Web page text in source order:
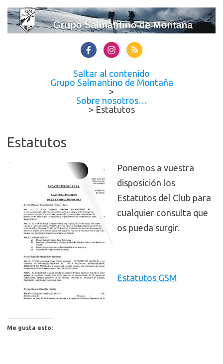
Saltar al contenido
Grupo Salmantino de Montaña
>
Sobre nosotros…
> Estatutos
Estatutos
Ponemos a vuestra
disposición los
Estatutos del Club para
cualquier consulta que
os pueda surgir.
Estatutos GSM
Me gusta esto: